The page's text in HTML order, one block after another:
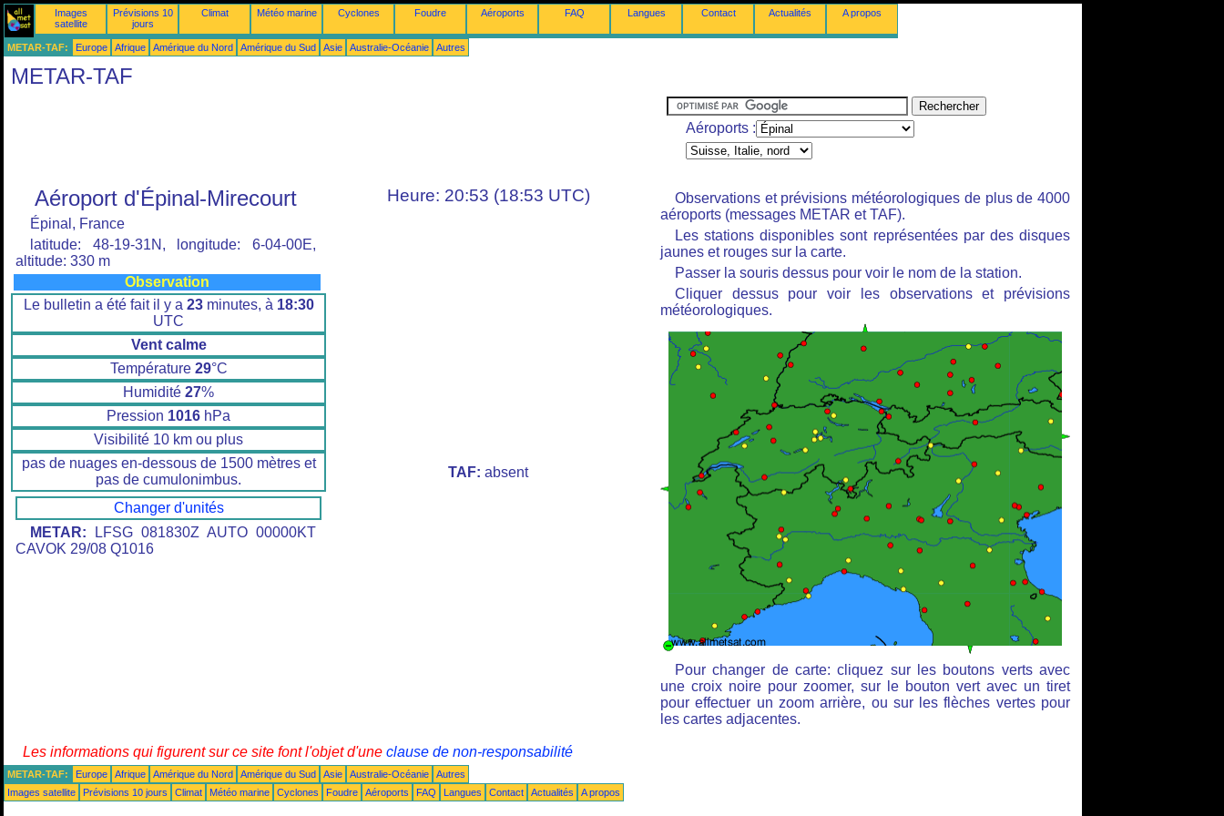
Images
satellite
Prévisions 10
jours
Climat Météo marine Cyclones Foudre Aéroports FAQ Langues Contact Actualités A propos
METAR-TAF: Europe Afrique Amérique du Nord Amérique du Sud Asie Australie-Océanie Autres
METAR-TAF
Aéroports :
Aéroport d'Épinal-Mirecourt
Épinal, France
latitude: 48-19-31N, longitude: 6-04-00E,
altitude: 330 m
Observation
Le bulletin a été fait il y a 23minutes, à 18:30
UTC
Vent calme
Température 29°C
Humidité 27%
Pression 1016 hPa
Visibilité 10 km ou plus
pas de nuages en-dessous de 1500 mètres et
pas de cumulonimbus.
Changer d'unités
METAR: LFSG 081830Z AUTO 00000KT
CAVOK 29/08 Q1016
Heure: 20:53 (18:53 UTC)
TAF: absent
Observations et prévisions météorologiques de plus de 4000
aéroports (messages METAR et TAF).
Les stations disponibles sont représentées par des disques
jaunes et rouges sur la carte.
Passer la souris dessus pour voir le nom de la station.
Cliquer dessus pour voir les observations et prévisions
météorologiques.
Pour changer de carte: cliquez sur les boutons verts avec
une croix noire pour zoomer, sur le bouton vert avec un tiret
pour effectuer un zoom arrière, ou sur les flèches vertes pour
les cartes adjacentes.
Les informations qui figurent sur ce site font l'objet d'une clause de non-responsabilité
METAR-TAF: Europe Afrique Amérique du Nord Amérique du Sud Asie Australie-Océanie
Autres
Images satellite
Prévisions 10 jours Climat Météo marine Cyclones Foudre Aéroports FAQ Langues Contact Actualités A propos